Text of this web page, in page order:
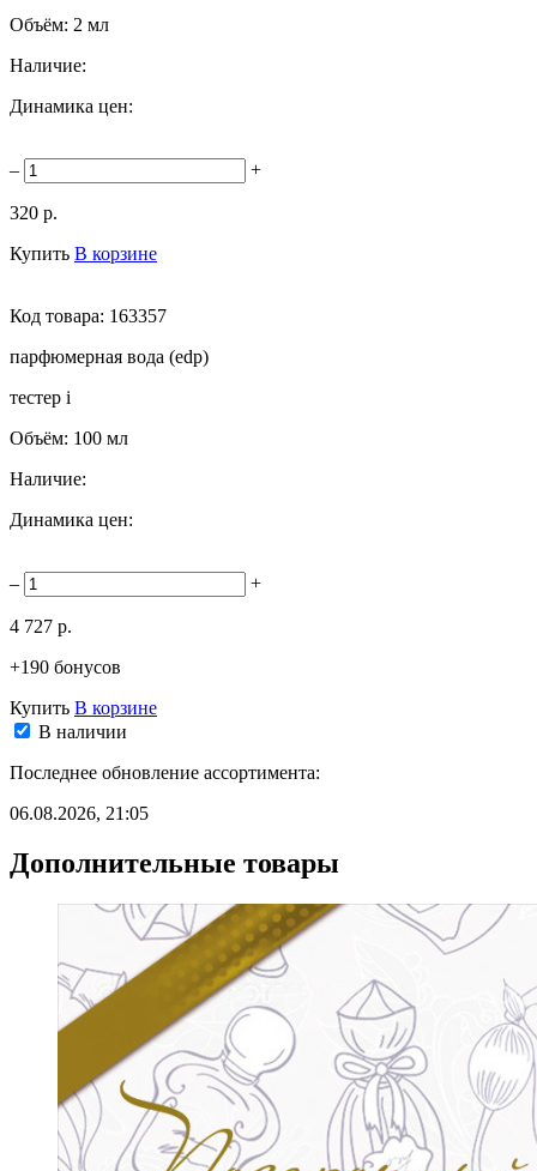
Объём: 2 мл
Наличие:
Динамика цен:
– +
320 р.
Купить В корзине
Код товара: 163357
парфюмерная вода (edp)
тестер i
Объём: 100 мл
Наличие:
Динамика цен:
– +
4 727 р.
+190 бонусов
Купить В корзине
В наличии
Последнее обновление ассортимента:
06.08.2026, 21:05
Дополнительные товары